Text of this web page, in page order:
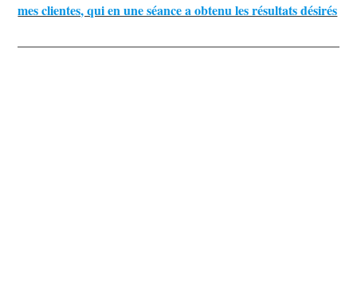
mes clientes, qui en une séance a obtenu les résultats désirés